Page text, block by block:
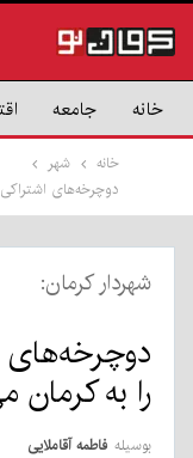
خانه جامعه
خانه
شهر
دوچرخه‌های اشتراکی
شهردار کرمان:
دوچرخه‌های
را به کرمان
بوسیله فاطمه آقاملایی